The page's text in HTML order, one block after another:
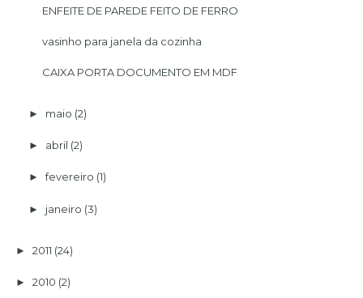
ENFEITE DE PAREDE FEITO DE FERRO
vasinho para janela da cozinha
CAIXA PORTA DOCUMENTO EM MDF
► maio (2)
► abril (2)
►fevereiro (1)
► janeiro (3)
►2011 (24)
►2010 (2)